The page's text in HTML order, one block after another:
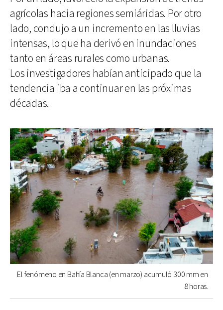
agrícolas hacia regiones semiáridas. Por otro
lado, condujo a un incremento en las lluvias
intensas, lo que ha derivó en inundaciones
tanto en áreas rurales como urbanas.
Los investigadores habían anticipado que la
tendencia iba a continuar en las próximas
décadas.
El fenómeno en Bahía Blanca (en marzo) acumuló 300 mm en
8 horas.